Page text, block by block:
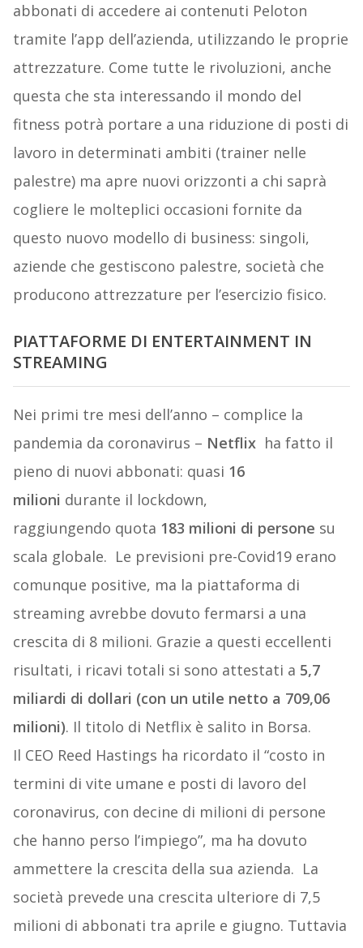
abbonati di accedere ai contenuti Peloton
tramite l’app dell’azienda, utilizzando le proprie
attrezzature. Come tutte le rivoluzioni, anche
questa che sta interessando il mondo del
fitness potrà portare a una riduzione di posti di
lavoro in determinati ambiti (trainer nelle
palestre) ma apre nuovi orizzonti a chi saprà
cogliere le molteplici occasioni fornite da
questo nuovo modello di business: singoli,
aziende che gestiscono palestre, società che
producono attrezzature per l’esercizio fisico.
PIATTAFORME DI ENTERTAINMENT IN
STREAMING
Nei primi tre mesi dell’anno – complice la
pandemia da coronavirus – Netflix ha fatto il
pieno di nuovi abbonati: quasi 16
milioni durante il lockdown,
raggiungendo quota 183 milioni di persone su
scala globale. Le previsioni pre-Covid19 erano
comunque positive, ma la piattaforma di
streaming avrebbe dovuto fermarsi a una
crescita di 8 milioni. Grazie a questi eccellenti
risultati, i ricavi totali si sono attestati a 5,7
miliardi di dollari (con un utile netto a 709,06
milioni). Il titolo di Netflix è salito in Borsa.
Il CEO Reed Hastings ha ricordato il “costo in
termini di vite umane e posti di lavoro del
coronavirus, con decine di milioni di persone
che hanno perso l’impiego”, ma ha dovuto
ammettere la crescita della sua azienda. La
società prevede una crescita ulteriore di 7,5
milioni di abbonati tra aprile e giugno. Tuttavia